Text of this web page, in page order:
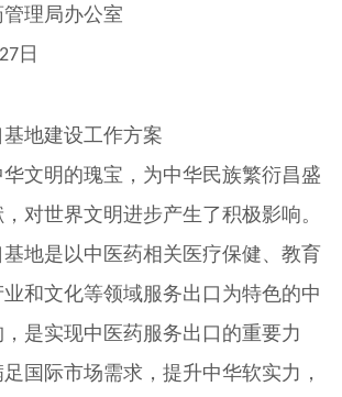
理局办公室
27 日
地建设工作方案
明的瑰宝，为中华民族繁衍昌盛
对世界文明进步产生了积极影响。
地是以中医药相关医疗保健、教育
和文化等领域服务出口为特色的中
是实现中医药服务出口的重要力
国际市场需求，提升中华软实力，